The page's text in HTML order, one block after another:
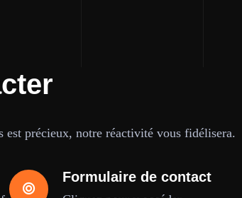
est précieux, notre réactivité vous fidélisera.
Formulaire de contact